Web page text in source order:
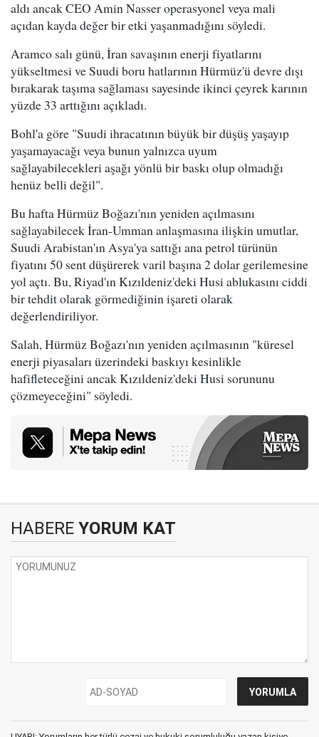
aldı ancak CEO Amin Nasser operasyonel veya mali
açıdan kayda değer bir etki yaşanmadığını söyledi.
Aramco salı günü, İran savaşının enerji fiyatlarını
yükseltmesi ve Suudi boru hatlarının Hürmüz'ü devre dışı
bırakarak taşıma sağlaması sayesinde ikinci çeyrek karının
yüzde 33 arttığını açıkladı.
Bohl'a göre "Suudi ihracatının büyük bir düşüş yaşayıp
yaşamayacağı veya bunun yalnızca uyum
sağlayabilecekleri aşağı yönlü bir baskı olup olmadığı
henüz belli değil".
Bu hafta Hürmüz Boğazı'nın yeniden açılmasını
sağlayabilecek İran-Umman anlaşmasına ilişkin umutlar,
Suudi Arabistan'ın Asya'ya sattığı ana petrol türünün
fiyatını 50 sent düşürerek varil başına 2 dolar gerilemesine
yol açtı. Bu, Riyad'ın Kızıldeniz'deki Husi ablukasını ciddi
bir tehdit olarak görmediğinin işareti olarak
değerlendiriliyor.
Salah, Hürmüz Boğazı'nın yeniden açılmasının "küresel
enerji piyasaları üzerindeki baskıyı kesinlikle
hafifleteceğini ancak Kızıldeniz'deki Husi sorununu
çözmeyeceğini" söyledi.
HABERE YORUM KAT